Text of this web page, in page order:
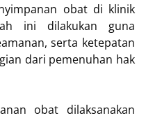
obat di klinik
ini dilakukan guna
serta ketepatan
dari pemenuhan hak
obat dilaksanakan